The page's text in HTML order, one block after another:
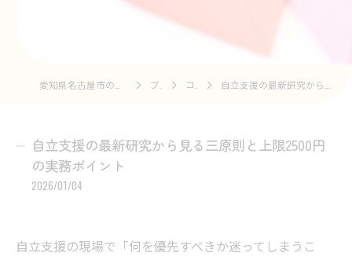
ブログ コラム 自立支援の最新研究から見る三原則と上限2500円の実務ポイント
自立支援の最新研究から見る三原則と上限2500円
の実務ポイント
2026/01/04
自立支援の現場で「何を優先すべきか迷ってしまうこ